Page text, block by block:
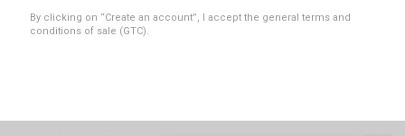
By clicking on “Create an account”, I accept the general terms and
conditions of sale (GTC).